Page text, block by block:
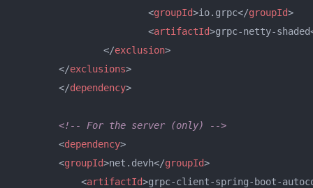
<groupId>io.grpc</groupId>
<artifactId>grpc-netty-shaded
</exclusion>
</exclusions>
</dependency>
<!-- For the server (only) -->
<dependency>
<groupId>net.devh</groupId>
<artifactId>grpc-client-spring-boot-